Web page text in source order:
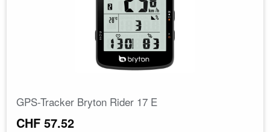
GPS-Tracker Bryton Rider 17 E
CHF 57.52